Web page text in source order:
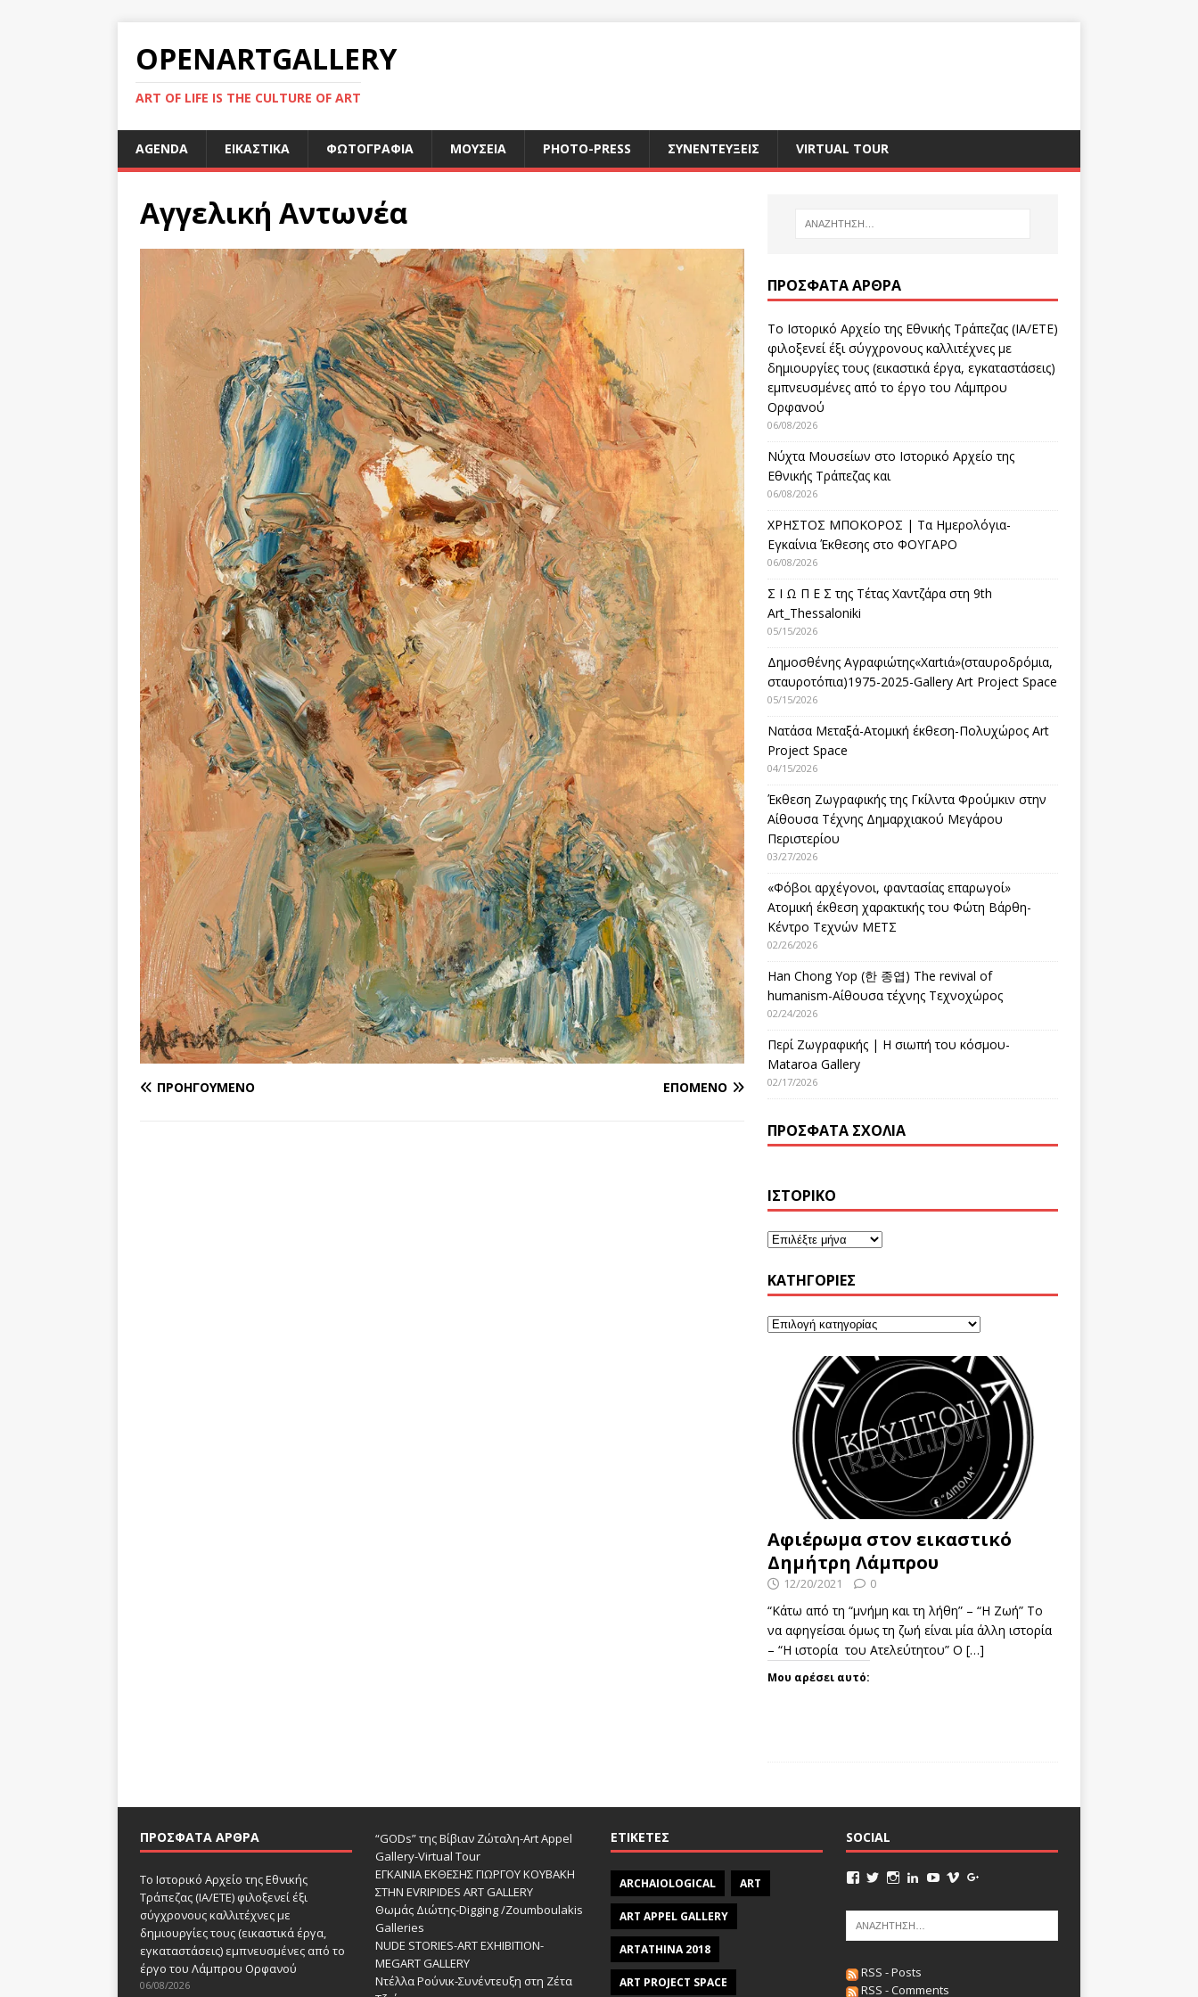
OPENARTGALLERY
ART OF LIFE IS THE CULTURE OF ART
AGENDA ΕΙΚΑΣΤΙΚΑ ΦΩΤΟΓΡΑΦΙΑ ΜΟΥΣΕΙΑ PHOTO-PRESS ΣΥΝΕΝΤΕΥΞΕΙΣ VIRTUAL TOUR
Αγγελική Αντωνέα
ΠΡΟΗΓΟΎΜΕΝΟ ΕΠΌΜΕΝΟ
ΠΡΌΣΦΑΤΑ ΆΡΘΡΑ
Το Ιστορικό Αρχείο της Εθνικής Τράπεζας (ΙΑ/ΕΤΕ)
φιλοξενεί έξι σύγχρονους καλλιτέχνες με
δημιουργίες τους (εικαστικά έργα, εγκαταστάσεις)
εμπνευσμένες από το έργο του Λάμπρου
Ορφανού
06/08/2026
Νύχτα Μουσείων στο Ιστορικό Αρχείο της
Εθνικής Τράπεζας και
06/08/2026
ΧΡΗΣΤΟΣ ΜΠΟΚΟΡΟΣ | Τα Ημερολόγια-
Εγκαίνια Έκθεσης στο ΦΟΥΓΑΡΟ
06/08/2026
Σ Ι Ω Π Ε Σ της Τέτας Χαντζάρα στη 9th
Art_Thessaloniki
05/15/2026
Δημοσθένης Αγραφιώτης«Xαrtιά»(σταυροδρόμια,
σταυροτόπια)1975-2025-Gallery Art Project Space
05/15/2026
Νατάσα Μεταξά-Ατομική έκθεση-Πολυχώρος Art
Project Space
04/15/2026
Έκθεση Ζωγραφικής της Γκίλντα Φρούμκιν στην
Αίθουσα Τέχνης Δημαρχιακού Μεγάρου
Περιστερίου
03/27/2026
«Φόβοι αρχέγονοι, φαντασίας επαρωγοί»
Ατομική έκθεση χαρακτικής του Φώτη Βάρθη-
Κέντρο Τεχνών ΜΕΤΣ
02/26/2026
Han Chong Yop (한 종엽) The revival of
humanism-Αίθουσα τέχνης Τεχνοχώρος
02/24/2026
Περί Ζωγραφικής | Η σιωπή του κόσμου-
Mataroa Gallery
02/17/2026
ΠΡΌΣΦΑΤΑ ΣΧΌΛΙΑ
ΙΣΤΟΡΙΚΌ
KΑΤΗΓΟΡΊΕΣ
Αφιέρωμα στον εικαστικό
Δημήτρη Λάμπρου
12/20/2021 0
“Κάτω από τη “μνήμη και τη λήθη” – “Η Ζωή” Το
να αφηγείσαι όμως τη ζωή είναι μία άλλη ιστορία
– “Η ιστορία του Ατελεύτητου” Ο […]
Μου αρέσει αυτό:
ΠΡΌΣΦΑΤΑ ΆΡΘΡΑ
Το Ιστορικό Αρχείο της Εθνικής
Τράπεζας (ΙΑ/ΕΤΕ) φιλοξενεί έξι
σύγχρονους καλλιτέχνες με
δημιουργίες τους (εικαστικά έργα,
εγκαταστάσεις) εμπνευσμένες από το
έργο του Λάμπρου Ορφανού
06/08/2026
“GODs” της Βίβιαν Ζώταλη-Art Appel
Gallery-Virtual Tour
ΕΓΚΑΙΝΙΑ ΕΚΘΕΣΗΣ ΓΙΩΡΓΟΥ ΚΟΥΒΑΚΗ
ΣΤΗΝ EVRIPIDES ART GALLERY
Θωμάς Διώτης-Digging /Zoumboulakis
Galleries
NUDE STORIES-ΑRT EXHIBITION-
MEGART GALLERY
Ντέλλα Ρούνικ-Συνέντευξη στη Ζέτα
ΕΤΙΚΈΤΕΣ
ARCHAIOLOGICAL ART
ART APPEL GALLERY
ARTATHINA 2018
ART PROJECT SPACE
SOCIAL
RSS - Posts
RSS - Comments